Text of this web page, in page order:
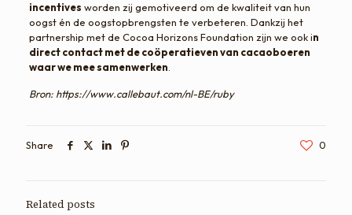
incentives worden zij gemotiveerd om de kwaliteit van hun
oogst én de oogstopbrengsten te verbeteren. Dankzij het
partnership met de Cocoa Horizons Foundation zijn we ook in
direct contact met de coöperatieven van cacaoboeren
waar we mee samenwerken
Bron: https://www.callebaut.com/nl-BE/ruby
Share 0
Related posts